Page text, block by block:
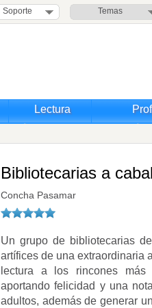
Soporte Temas
Lectura
Bibliotecarias a
Concha Pasamar
Un grupo de bibliotecarias
artífices de una extraordinaria
lectura a los rincones
aportando felicidad y una
adultos, además de generar